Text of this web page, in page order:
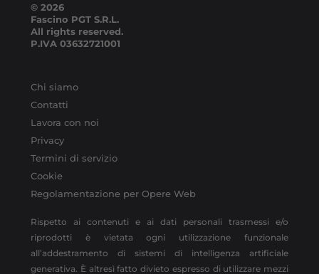
© 2026
Fascino PGT S.R.L.
All rights reserved.
P.IVA 03632721001
Chi siamo
Contatti
Lavora con noi
Privacy
Termini di servizio
Cookie
Regolamentazione per Opere Web
Rispetto ai contenuti e ai dati personali trasmessi e/o
riprodotti è vietata ogni utilizzazione funzionale
all’addestramento di sistemi di intelligenza artificiale
generativa. È altresì fatto divieto espresso di utilizzare mezzi